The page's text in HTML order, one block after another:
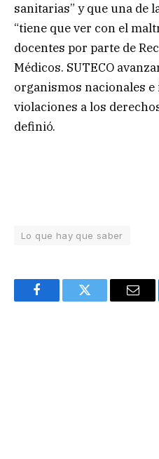
sanitarias” y que una de
“tiene que ver con el
docentes por parte de
Médicos. SUTECO
organismos nacionales
violaciones a los
definió.
Lo que hay que saber
FacebookTwitter